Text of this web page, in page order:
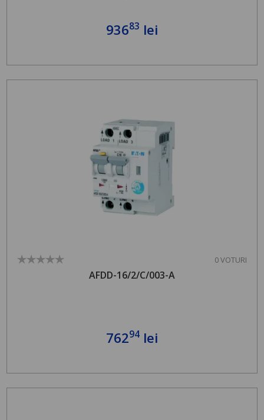
93683 lei
0 VOTURI
AFDD-16/2/C/003-A
76294 lei